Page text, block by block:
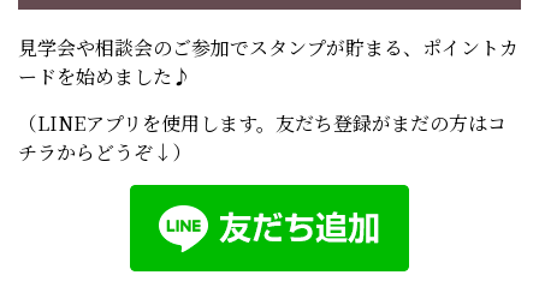
見学会や相談会のご参加でスタンプが貯まる、ポイントカ
ードを始めました♪
（LINEアプリを使用します。友だち登録がまだの方はコ
チラからどうぞ↓）